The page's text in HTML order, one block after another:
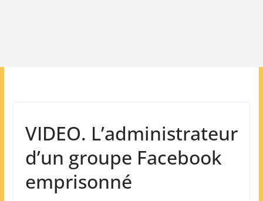
VIDEO. L’administrateur
d’un groupe Facebook
emprisonné